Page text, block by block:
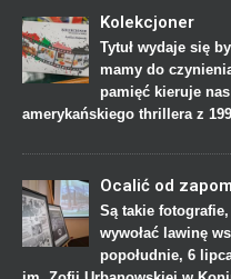
Kolekcjoner
Tytuł wydaje się
mamy do
pamięć kieruje
amerykańskiego thrillera z
Ocalić od
Są takie
wywołać lawinę
popołudnie, 6